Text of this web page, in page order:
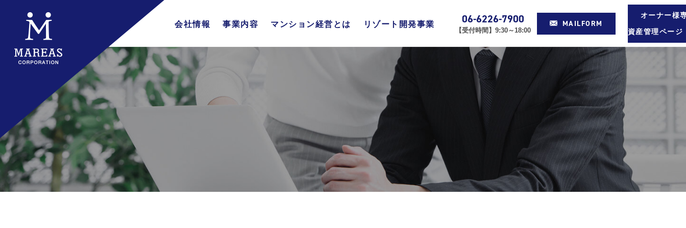
会社情報
会社概要
企業理念
代表挨拶
行動指針
事業内容
不動産販売事業
不動産流通事業
リゾート開発事業
総合管理事業
マンション経営とは
マンション経営の仕組み
4大メリット
年代別メリット
リゾート開発事業 06-6226-7900
【受付時間】9:30～18:00
MAILFORM
オーナー様
資産管理ページ